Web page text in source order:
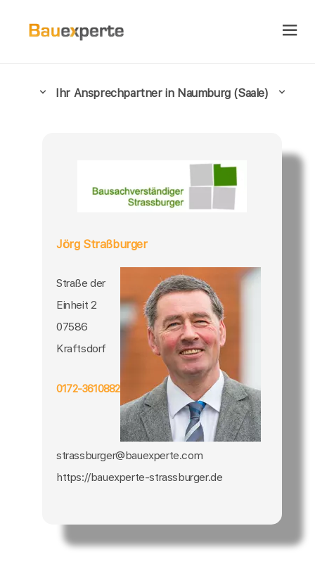
Ihr Ansprechpartner in Naumburg (Saale)
Jörg Straßburger
Straße der
Einheit 2
07586
Kraftsdorf
0172-3610882
strassburger@bauexperte.com
https://bauexperte-strassburger.de